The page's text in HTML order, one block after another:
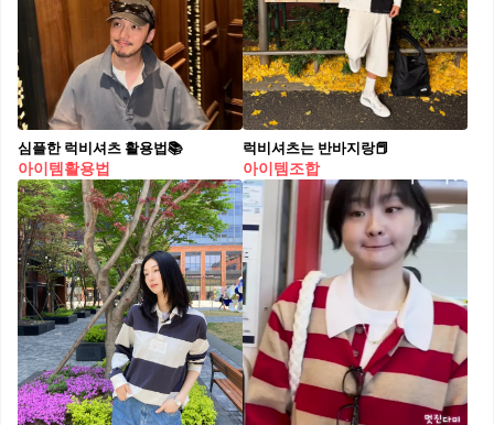
심플한 럭비셔츠 활용법📚
아이템활용법
럭비셔츠는 반바지랑📕
아이템조합